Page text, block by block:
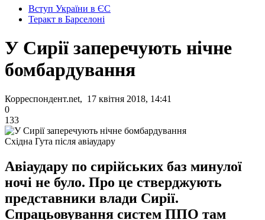
Вступ України в ЄС
Теракт в Барселоні
У Сирії заперечують нічне
бомбардування
Корреспондент.net, 17 квітня 2018, 14:41
0
133
Східна Гута після авіаудару
Авіаудару по сирійських баз минулої
ночі не було. Про це стверджують
представники влади Сирії.
Спрацьовування систем ППО там